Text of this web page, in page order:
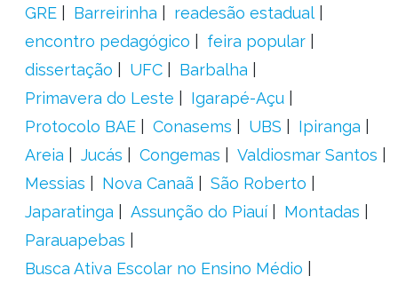
GRE Barreirinha
readesão estadual
encontro pedagógico
feira popular
dissertação
UFC
Barbalha
Primavera do Leste
Igarapé-Açu
Protocolo BAE
Conasems UBS
Ipiranga
Areia
Jucás Congemas
Valdiosmar Santos
Messias
Nova Canaã
São Roberto
Japaratinga
Assunção do Piauí
Montadas
Parauapebas
Busca Ativa Escolar no Ensino Médio